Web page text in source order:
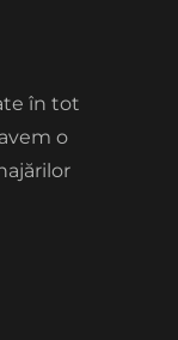
în tot
o